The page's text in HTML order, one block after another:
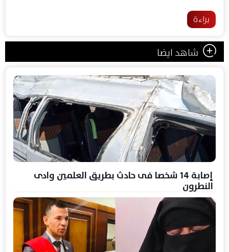
براءة
شاهد ايضا
إصابة 14 شخصا فى حادث بطريق العلمين وادى
النطرون